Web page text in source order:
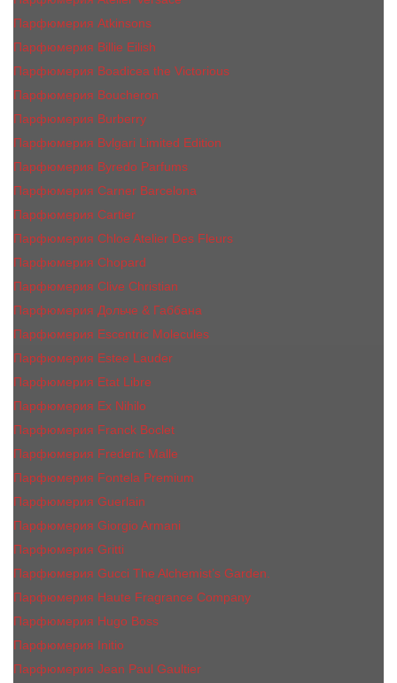
Парфюмерия Atkinsons
Парфюмерия Billie Eilish
Парфюмерия Boadicea the Victorious
Парфюмерия Boucheron
Парфюмерия Burberry
Парфюмерия Bvlgari Limited Edition
Парфюмерия Byredo Parfums
Парфюмерия Carner Barcelona
Парфюмерия Cartier
Парфюмерия Chloe Atelier Des Fleurs
Парфюмерия Сhopard
Парфюмерия Clive Christian
Парфюмерия Дольче & Габбана
Парфюмерия Escentric Molecules
Парфюмерия Estee Lаudеr
Парфюмерия Etat Libre
Парфюмерия Ex Nihilo
Парфюмерия Franck Boclet
Парфюмерия Frеderic Mаlle
Парфюмерия Fontela Premium
Парфюмерия Guerlain
Парфюмерия Giorgio Armani
Парфюмерия Gritti
Парфюмерия Gucci The Alchemist’s Garden.
Парфюмерия Haute Fragrance Company
Парфюмерия Hugo Boss
Парфюмерия Initio
Парфюмерия Jean Paul Gaultier